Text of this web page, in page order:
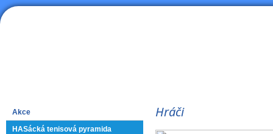
Akce
HASácká tenisová pyramida
Hráči